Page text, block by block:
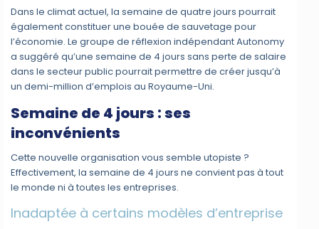
Dans le climat actuel, la semaine de quatre jours pourrait
également constituer une bouée de sauvetage pour
l’économie. Le groupe de réflexion indépendant Autonomy
a suggéré qu’une semaine de 4 jours sans perte de salaire
dans le secteur public pourrait permettre de créer jusqu’à
un demi-million d’emplois au Royaume-Uni.
Semaine de 4 jours : ses
inconvénients
Cette nouvelle organisation vous semble utopiste ?
Effectivement, la semaine de 4 jours ne convient pas à tout
le monde ni à toutes les entreprises.
Inadaptée à certains modèles d’entreprise